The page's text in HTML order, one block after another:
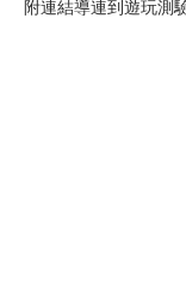
附連結導連到遊玩測